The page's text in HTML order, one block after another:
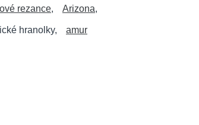
rezance Arizona
hranolky amur